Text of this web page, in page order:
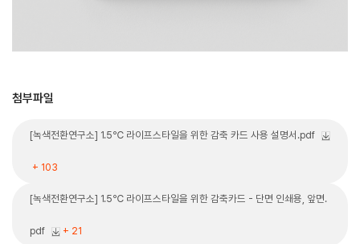
첨부파일
[녹색전환연구소] 1.5℃ 라이프스타일을 위한 감축 카드 사용 설명서.pdf
+ 103
[녹색전환연구소] 1.5℃ 라이프스타일을 위한 감축카드 - 단면 인쇄용, 앞면.
pdf + 21